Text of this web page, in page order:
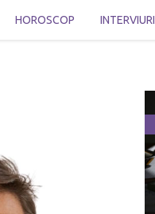
HOROSCOP INTERVIURI